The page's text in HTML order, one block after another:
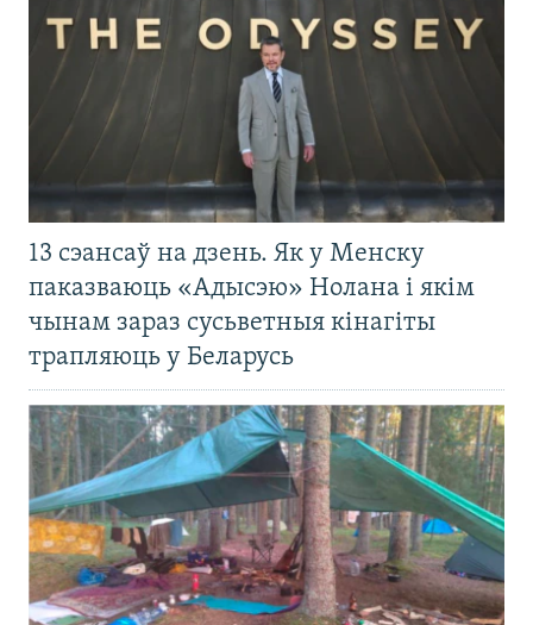
13 сэансаў на дзень. Як у Менску
паказваюць «Адысэю» Нолана і якім
чынам зараз сусьветныя кінагіты
трапляюць у Беларусь